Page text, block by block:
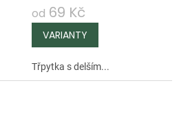
od 69 Kč
Třpytka s delším...